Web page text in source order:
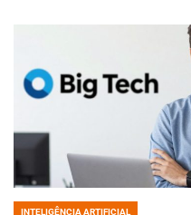
INTELIGÊNCIA ARTIFICIAL